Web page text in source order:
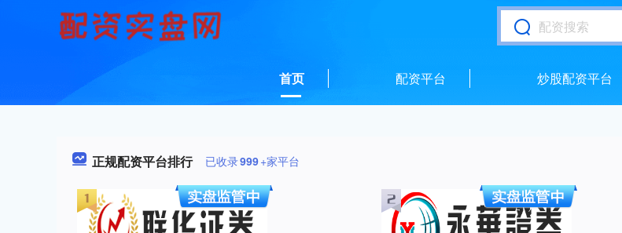
首页 配资平台 炒股配资平台
正规配资平台排行 已收录999+家平台